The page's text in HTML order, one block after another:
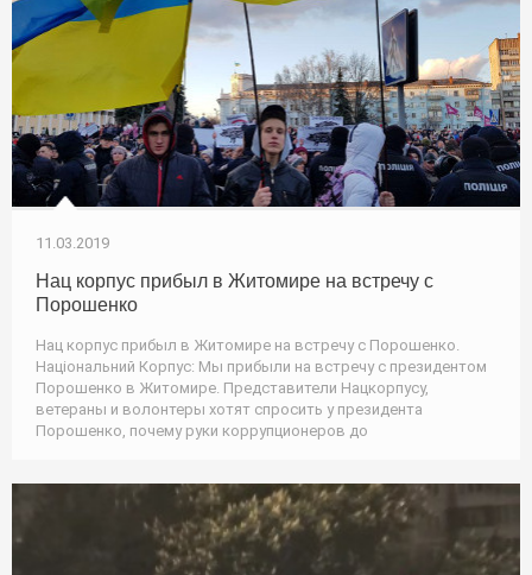
11.03.2019
Нац корпус прибыл в Житомире на встречу с
Порошенко
Нац корпус прибыл в Житомире на встречу с Порошенко.
Національний Корпус: Мы прибыли на встречу с президентом
Порошенко в Житомире. Представители Нацкорпусу,
ветераны и волонтеры хотят спросить у президента
Порошенко, почему руки коррупционеров до